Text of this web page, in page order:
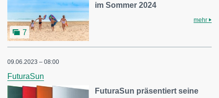
7
im Sommer 2024
mehr
09.06.2023 – 08:00
FuturaSun
FuturaSun präsentiert seine